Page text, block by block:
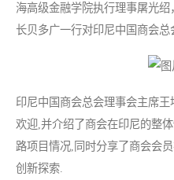
海高级金融学院执行理事屠光
长贝多广一行对印尼中国商会总
印尼中国商会总会理事会主席
欢迎,并介绍了商会在印尼的整
路项目情况,同时分享了商会会
创新探索.